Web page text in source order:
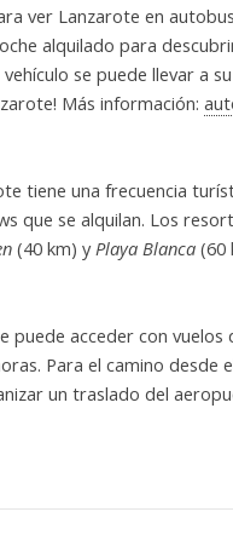
ver Lanzarote en
alquilado para
se puede llevar a
Más información:
tiene una frecuencia
que se alquilan. Los
(40 km) y Playa Blanca (60
puede acceder con
Para el camino desde
un traslado del